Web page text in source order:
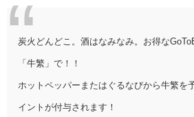
炭火どんどこ。酒はなみなみ。お得な
「牛繁」で！！
ホットペッパーまたはぐるなびから牛繁を
イントが付与されます！